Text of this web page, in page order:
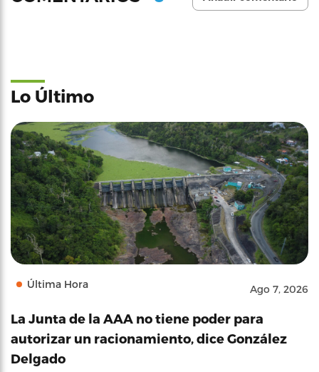
Lo Último
Última Hora Ago 7, 2026
La Junta de la AAA no tiene poder para
autorizar un racionamiento, dice González
Delgado